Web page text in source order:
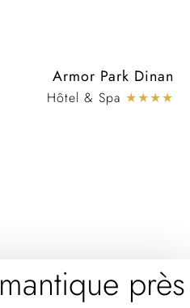
Armor Park Dinan
Hôtel & Spa ★★★★
près